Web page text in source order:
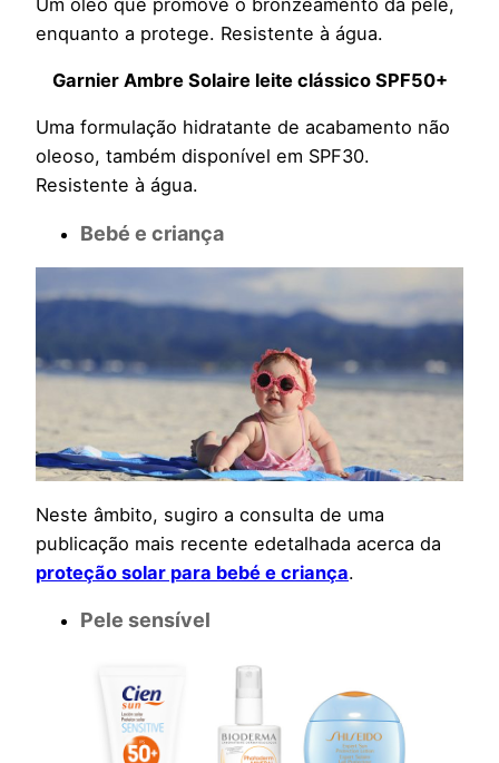
enquanto a protege. Resistente à água.
Garnier Ambre Solaire leite clássico SPF50+
Uma formulação hidratante de acabamento não
oleoso, também disponível em SPF30.
Resistente à água.
Bebé e criança
Neste âmbito, sugiro a consulta de uma
publicação mais recente edetalhada acerca da
proteção solar para bebé e criança.
Pele sensível